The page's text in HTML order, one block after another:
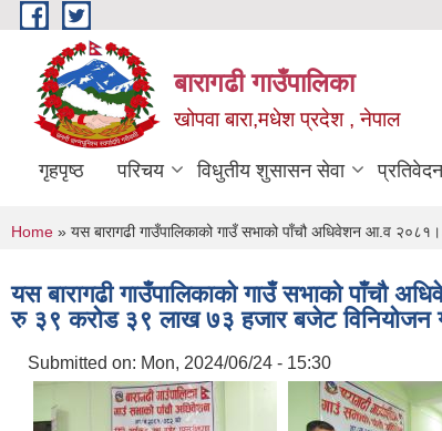
Skip to main content
बारागढी गाउँपालिका
खोपवा बारा,मधेश प्रदेश , नेपाल
गृहपृष्ठ परिचय विधुतीय शुसासन सेवा प्रतिवेदन
You are here
Home » यस बारागढी गाउँपालिकाको गाउँ सभाको पाँचौ अधिवेशन आ.व
यस बारागढी गाउँपालिकाको गाउँ सभाको
रु ३९ करोड ३९ लाख ७३ हजार बजेट विनियोजन
Submitted on: Mon, 2024/06/24 - 15:30